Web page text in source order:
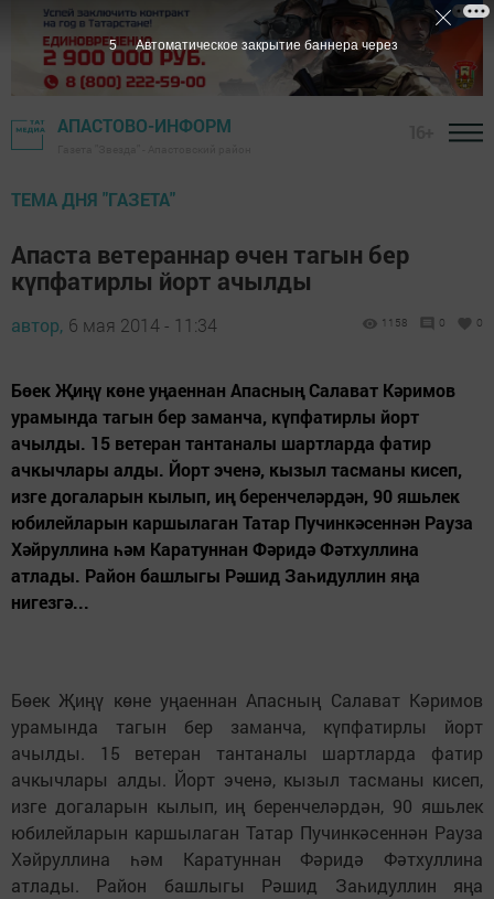
АПАСТОВО-ИНФОРМ
ТЕМА ДНЯ "ГАЗЕТА"
Апаста ветераннар өчен тагын бер
күпфатирлы йорт ачылды
автор, 6 мая 2014 - 11:34 1158 0 0
Бөек Җиңү көне уңаеннан Апасның Салават Кәримов
урамында тагын бер заманча, күпфатирлы йорт
ачылды. 15 ветеран тантаналы шартларда фатир
ачкычлары алды. Йорт эченә, кызыл тасманы кисеп,
изге догаларын кылып, иң беренчеләрдән, 90 яшьлек
юбилейларын каршылаган Татар Пучинкәсеннән Рауза
Хәйруллина һәм Каратуннан Фәридә Фәтхуллина
атлады. Район башлыгы Рәшид Заһидуллин яңа
нигезгә...
Бөек Җиңү көне уңаеннан Апасның Салават Кәримов
урамында тагын бер заманча, күпфатирлы йорт
ачылды. 15 ветеран тантаналы шартларда фатир
ачкычлары алды. Йорт эченә, кызыл тасманы кисеп,
изге догаларын кылып, иң беренчеләрдән, 90 яшьлек
юбилейларын каршылаган Татар Пучинкәсеннән Рауза
Хәйруллина һәм Каратуннан Фәридә Фәтхуллина
атлады. Район башлыгы Рәшид Заһидуллин яңа
4 Автоматическое закрытие баннера через